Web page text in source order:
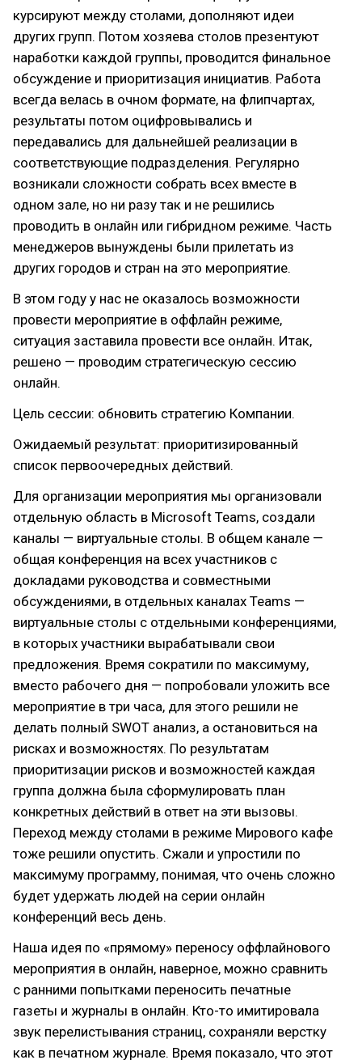
курсируют между столами, дополняют идеи
других групп. Потом хозяева столов презентуют
наработки каждой группы, проводится финальное
обсуждение и приоритизация инициатив. Работа
всегда велась в очном формате, на флипчартах,
результаты потом оцифровывались и
передавались для дальнейшей реализации в
соответствующие подразделения. Регулярно
возникали сложности собрать всех вместе в
одном зале, но ни разу так и не решились
проводить в онлайн или гибридном режиме. Часть
менеджеров вынуждены были прилетать из
других городов и стран на это мероприятие.
В этом году у нас не оказалось возможности
провести мероприятие в оффлайн режиме,
ситуация заставила провести все онлайн. Итак,
решено — проводим стратегическую сессию
онлайн.
Цель сессии: обновить стратегию Компании.
Ожидаемый результат: приоритизированный
список первоочередных действий.
Для организации мероприятия мы организовали
отдельную область в Microsoft Teams, создали
каналы — виртуальные столы. В общем канале —
общая конференция на всех участников с
докладами руководства и совместными
обсуждениями, в отдельных каналах Teams —
виртуальные столы с отдельными конференциями,
в которых участники вырабатывали свои
предложения. Время сократили по максимуму,
вместо рабочего дня — попробовали уложить все
мероприятие в три часа, для этого решили не
делать полный SWOT анализ, а остановиться на
рисках и возможностях. По результатам
приоритизации рисков и возможностей каждая
группа должна была сформулировать план
конкретных действий в ответ на эти вызовы.
Переход между столами в режиме Мирового кафе
тоже решили опустить. Сжали и упростили по
максимуму программу, понимая, что очень сложно
будет удержать людей на серии онлайн
конференций весь день.
Наша идея по «прямому» переносу оффлайнового
мероприятия в онлайн, наверное, можно сравнить
с ранними попытками переносить печатные
газеты и журналы в онлайн. Кто-то имитировала
звук перелистывания страниц, сохраняли верстку
как в печатном журнале. Время показало, что этот